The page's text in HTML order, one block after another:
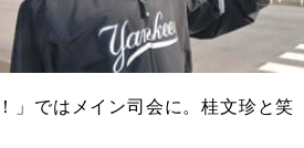
」ではメイン司会に。桂文珍と笑